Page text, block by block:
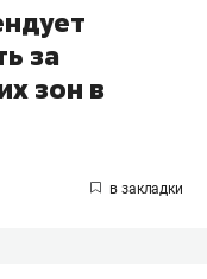
за
зон в